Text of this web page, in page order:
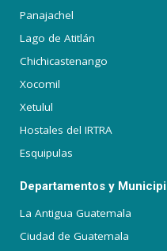
Panajachel
Lago de Atitlán
Chichicastenango
Xocomil
Xetulul
Hostales del IRTRA
Esquipulas
Departamentos y
La Antigua Guatemala
Ciudad de Guatemala